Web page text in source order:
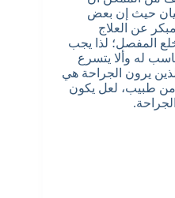
حيث إن بعض
عن العلاج
المفصل؛ لذا يجب
له وألا يتسرع
يرون الجراحة هي
من طبيب، لعل يكون